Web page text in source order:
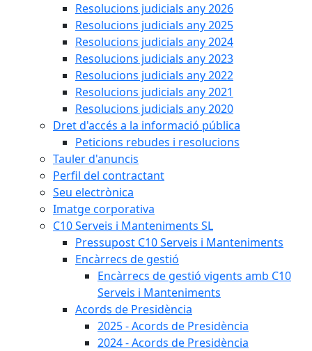
Resolucions judicials any 2026
Resolucions judicials any 2025
Resolucions judicials any 2024
Resolucions judicials any 2023
Resolucions judicials any 2022
Resolucions judicials any 2021
Resolucions judicials any 2020
Dret d'accés a la informació pública
Peticions rebudes i resolucions
Tauler d'anuncis
Perfil del contractant
Seu electrònica
Imatge corporativa
C10 Serveis i Manteniments SL
Pressupost C10 Serveis i Manteniments
Encàrrecs de gestió
Encàrrecs de gestió vigents amb C10
Serveis i Manteniments
Acords de Presidència
2025 - Acords de Presidència
2024 - Acords de Presidència